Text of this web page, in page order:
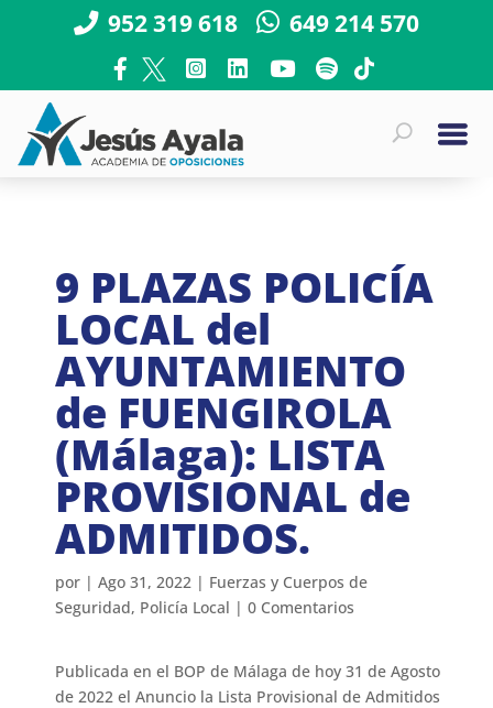
952 319 618 649 214 570
9 PLAZAS POLICÍA
LOCAL del
AYUNTAMIENTO
de FUENGIROLA
(Málaga): LISTA
PROVISIONAL de
ADMITIDOS.
por |Ago 31, 2022 | Fuerzas y Cuerpos de
Seguridad, Policía Local |0 Comentarios
Publicada en el BOP de Málaga de hoy 31 de Agosto
de 2022 el Anuncio la Lista Provisional de Admitidos